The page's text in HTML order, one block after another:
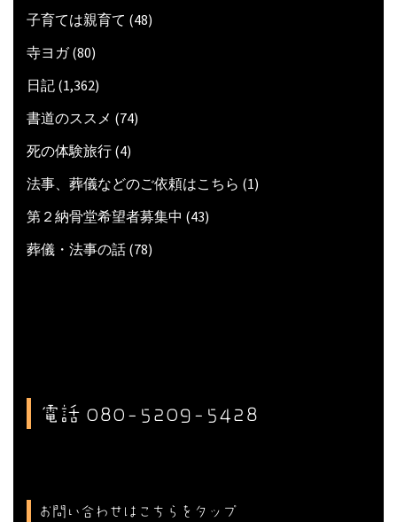
子育ては親育て (48)
寺ヨガ(80)
日記 (1,362)
書道のススメ (74)
死の体験旅行 (4)
法事、葬儀などのご依頼はこちら (1)
第２納骨堂希望者募集中 (43)
葬儀・法事の話 (78)
電話 080-5209-5428
お問い合わせはこちらをタップ